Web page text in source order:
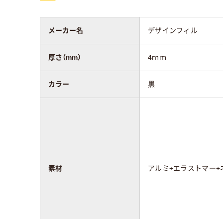
メーカー名 デザインフィル
厚さ（mm） 4ｍｍ
カラー 黒
素材 アルミ+エラストマー+